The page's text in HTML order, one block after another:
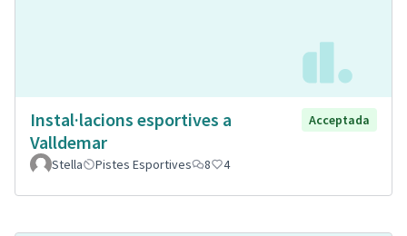
Instal·lacions esportives a
Valldemar
Acceptada
Stella Pistes Esportives 8 4